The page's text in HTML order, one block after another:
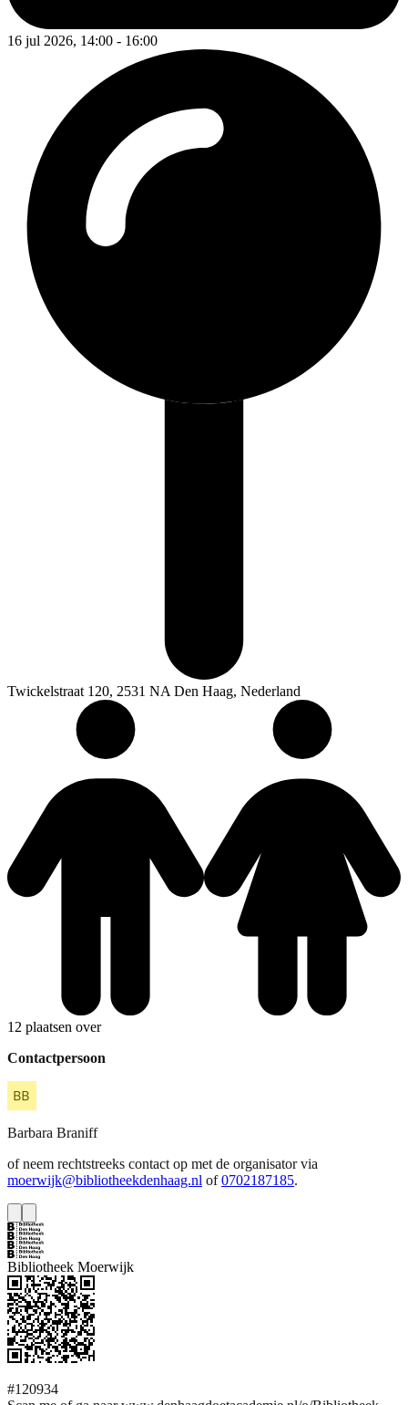
16 jul 2026, 14:00 - 16:00
Twickelstraat 120, 2531 NA Den Haag, Nederland
12 plaatsen over
Contactpersoon
Barbara Braniff
of neem rechtstreeks contact op met de organisator via
moerwijk@bibliotheekdenhaag.nl of 0702187185.
Bibliotheek Moerwijk
#120934